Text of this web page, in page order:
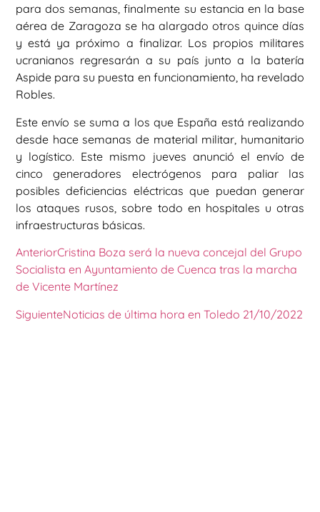
para dos semanas, finalmente su estancia en la base
aérea de Zaragoza se ha alargado otros quince días
y está ya próximo a finalizar. Los propios militares
ucranianos regresarán a su país junto a la batería
Aspide para su puesta en funcionamiento, ha revelado
Robles.
Este envío se suma a los que España está realizando
desde hace semanas de material militar, humanitario
y logístico. Este mismo jueves anunció el envío de
cinco generadores electrógenos para paliar las
posibles deficiencias eléctricas que puedan generar
los ataques rusos, sobre todo en hospitales u otras
infraestructuras básicas.
AnteriorCristina Boza será la nueva concejal del Grupo
Socialista en Ayuntamiento de Cuenca tras la marcha
de Vicente Martínez
SiguienteNoticias de última hora en Toledo 21/10/2022